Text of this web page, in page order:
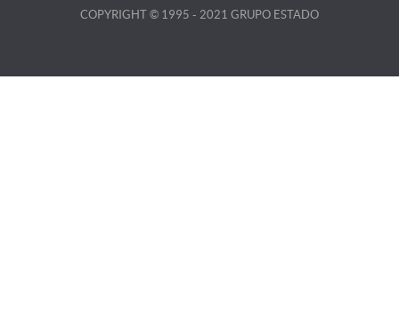
COPYRIGHT © 1995 - 2021 GRUPO ESTADO